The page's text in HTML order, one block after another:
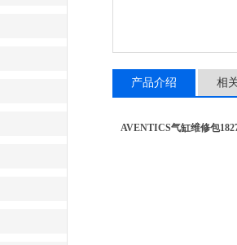
产品介绍 相
AVENTICS气缸维修包